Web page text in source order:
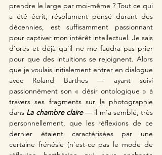
prendre le large par moi-même ? Tout ce qui
a été écrit, résolument pensé durant des
décennies, est suffisamment passionnant
pour captiver mon intérêt intellectuel. Je sais
d’ores et déjà qu’il ne me faudra pas prier
pour que des intuitions se rejoignent. Alors
que je voulais initialement entrer en dialogue
avec Roland Barthes — ayant suivi
passionnément son « désir ontologique » à
travers ses fragments sur la photographie
dans La chambre claire — il m’a semblé, très
personnellement, que les réflexions de ce
dernier étaient caractérisées par une
certaine frénésie (n’est-ce pas le mode de